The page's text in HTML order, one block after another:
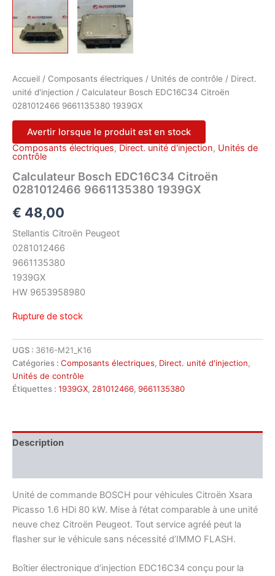
Accueil / Composants électriques / Unités de contrôle / Direct.
unité d'injection / Calculateur Bosch EDC16C34 Citroën
0281012466 9661135380 1939GX
Avertir lorsque le produit est en stock
Composants électriques, Direct. unité d'injection, Unités de
contrôle
Calculateur Bosch EDC16C34 Citroën
0281012466 9661135380 1939GX
€ 48,00
Stellantis Citroën Peugeot
0281012466
9661135380
1939GX
HW 9653958980
Rupture de stock
UGS : 3616-M21_K16
Catégories : Composants électriques, Direct. unité d'injection,
Unités de contrôle
Étiquettes : 1939GX, 281012466, 9661135380
Description
Unité de commande BOSCH pour véhicules Citroën Xsara
Picasso 1.6 HDi 80 kW. Mise à l’état comparable à une unité
neuve chez Citroën Peugeot. Tout service agréé peut la
flasher sur le véhicule sans nécessité d’IMMO FLASH.
Boîtier électronique d’injection EDC16C34 conçu pour la